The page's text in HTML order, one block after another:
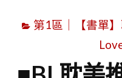
第1區｜【書單